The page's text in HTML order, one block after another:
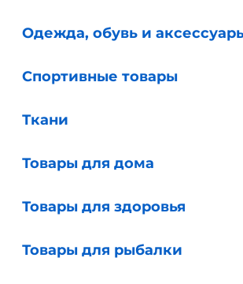
Одежда, обувь и
Спортивные товары
Ткани
Товары для дома
Товары для здоровья
Товары для рыбалки